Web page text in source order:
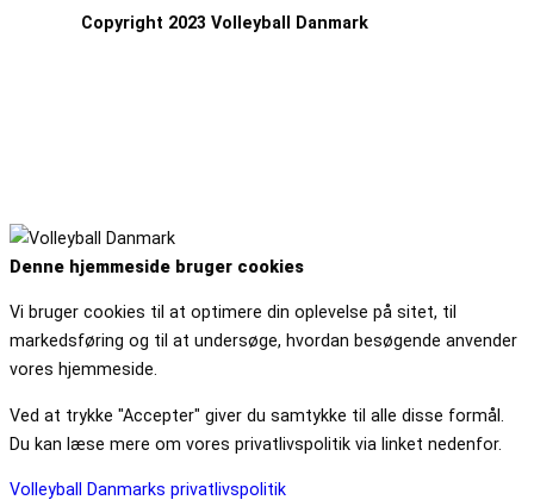
Copyright 2023 Volleyball Danmark
Denne hjemmeside bruger cookies
Vi bruger cookies til at optimere din oplevelse på sitet, til
markedsføring og til at undersøge, hvordan besøgende anvender
vores hjemmeside.
Ved at trykke "Accepter" giver du samtykke til alle disse formål.
Du kan læse mere om vores privatlivspolitik via linket nedenfor.
Volleyball Danmarks privatlivspolitik